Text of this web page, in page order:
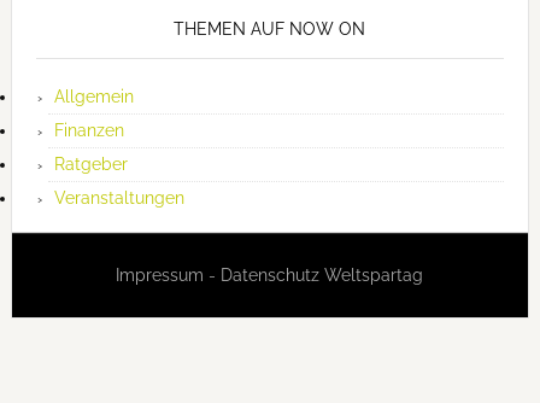
THEMEN AUF NOW ON
Allgemein
Finanzen
Ratgeber
Veranstaltungen
Impressum - Datenschutz Weltspartag